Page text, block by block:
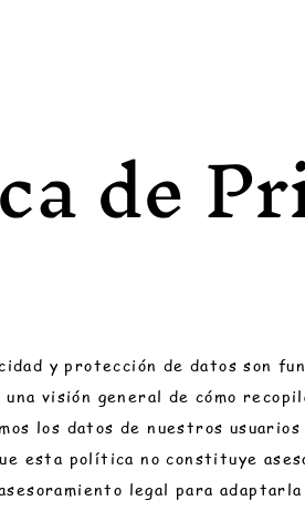
de
y protección de datos son
visión general de cómo
los datos de nuestros
esta política no constituye
legal para